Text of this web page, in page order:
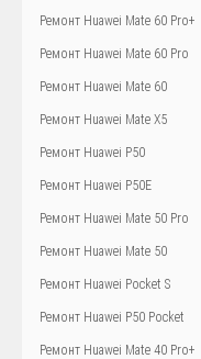
Ремонт Huawei Mate 60 Pro+
Ремонт Huawei Mate 60 Pro
Ремонт Huawei Mate 60
Ремонт Huawei Mate X5
Ремонт Huawei P50
Ремонт Huawei P50E
Ремонт Huawei Mate 50 Pro
Ремонт Huawei Mate 50
Ремонт Huawei Pocket S
Ремонт Huawei P50 Pocket
Ремонт Huawei Mate 40 Pro+